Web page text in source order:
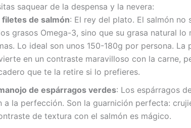
saquear de la despensa y la nevera:
filetes de salmón: El rey del plato. El salmón no
grasos Omega-3, sino que su grasa natural
Lo ideal son unos 150-180g por persona. La
en un contraste maravilloso con la carne,
que te la retire si lo prefieres.
de espárragos verdes: Los espárragos
a la perfección. Son la guarnición perfecta:
de textura con el salmón es mágico.